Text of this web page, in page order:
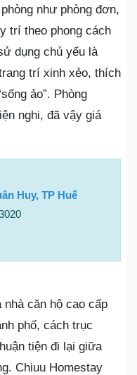
như phòng đơn,
trí theo phong cách
dụng chủ yếu là
trí xinh xẻo, thích
ảo”. Phòng
nghi, đã vậy giá
Huy, TP Huế
nhà căn hộ cao cấp
phố, cách trục
tiện đi lại giữa
Chiuu Homestay